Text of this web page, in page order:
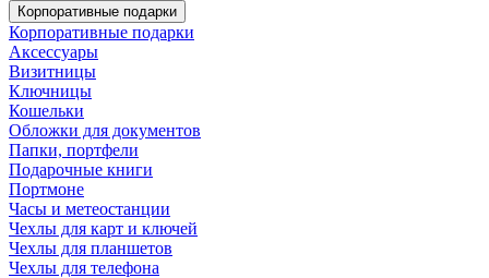
Корпоративные подарки
Корпоративные подарки
Аксессуары
Визитницы
Ключницы
Кошельки
Обложки для документов
Папки, портфели
Подарочные книги
Портмоне
Часы и метеостанции
Чехлы для карт и ключей
Чехлы для планшетов
Чехлы для телефона